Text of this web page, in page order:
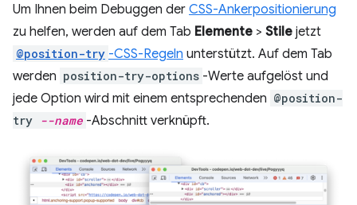
Um Ihnen beim Debuggen der CSS-Ankerpositionierung
zu helfen, werden auf dem Tab Elemente > Stile jetzt
@position-try -CSS-Regeln unterstützt. Auf dem Tab
werden position-try-options -Werte aufgelöst und
jede Option wird mit einem entsprechenden @position-
try
--name -Abschnitt verknüpft.